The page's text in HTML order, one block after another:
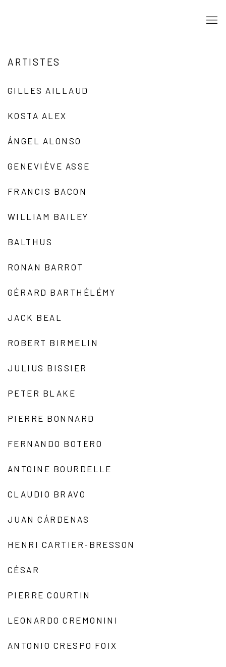
ARTISTES
GILLES AILLAUD
KOSTA ALEX
ÁNGEL ALONSO
GENEVIÈVE ASSE
FRANCIS BACON
WILLIAM BAILEY
BALTHUS
RONAN BARROT
GÉRARD BARTHÉLÉMY
JACK BEAL
ROBERT BIRMELIN
JULIUS BISSIER
PETER BLAKE
PIERRE BONNARD
FERNANDO BOTERO
ANTOINE BOURDELLE
CLAUDIO BRAVO
JUAN CÁRDENAS
HENRI CARTIER-BRESSON
CÉSAR
PIERRE COURTIN
LEONARDO CREMONINI
ANTONIO CRESPO FOIX